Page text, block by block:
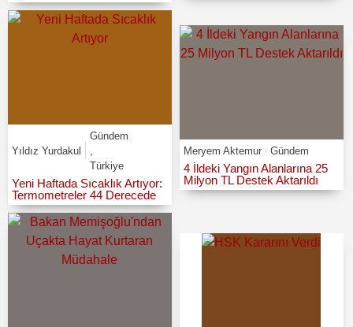
Yıldız Yurdakul
Gündem
Türkiye
Yeni Haftada Sıcaklık Artıyor:
Termometreler 44 Derecede
Meryem Aktemur Gündem
4 İldeki Yangın Alanlarına 25
Milyon TL Destek Aktarıldı